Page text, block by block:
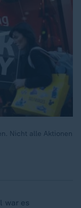
Nicht alle Aktionen
war es